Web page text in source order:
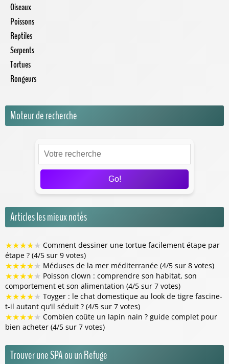
Oiseaux
Poissons
Reptiles
Serpents
Tortues
Rongeurs
Moteur de recherche
Go!
Articles les mieux notés
★★★★★ Comment dessiner une tortue facilement étape par
étape ? (4/5 sur 9 votes)
★★★★★ Méduses de la mer méditerranée (4/5 sur 8 votes)
★★★★★ Poisson clown : comprendre son habitat, son
comportement et son alimentation (4/5 sur 7 votes)
★★★★★ Toyger : le chat domestique au look de tigre fascine-
t-il autant qu’il séduit ? (4/5 sur 7 votes)
★★★★★ Combien coûte un lapin nain ? guide complet pour
bien acheter (4/5 sur 7 votes)
Trouver une SPA ou un Refuge